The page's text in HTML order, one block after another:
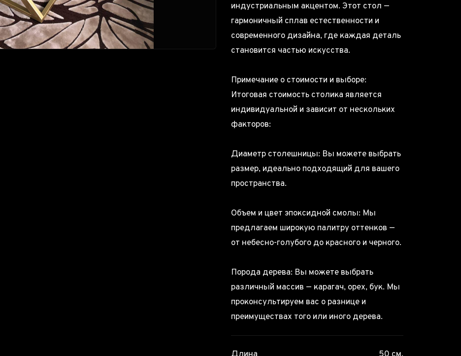
индустриальным акцентом. Этот стол —
гармоничный сплав естественности и
современного дизайна, где каждая деталь
становится частью искусства.
Примечание о стоимости и выборе:
Итоговая стоимость столика является
индивидуальной и зависит от нескольких
факторов:
Диаметр столешницы: Вы можете выбрать
размер, идеально подходящий для вашего
пространства.
Объем и цвет эпоксидной смолы: Мы
предлагаем широкую палитру оттенков —
от небесно-голубого до красного и черного.
Порода дерева: Вы можете выбрать
различный массив — карагач, орех, бук. Мы
проконсультируем вас о разнице и
преимуществах того или иного дерева.